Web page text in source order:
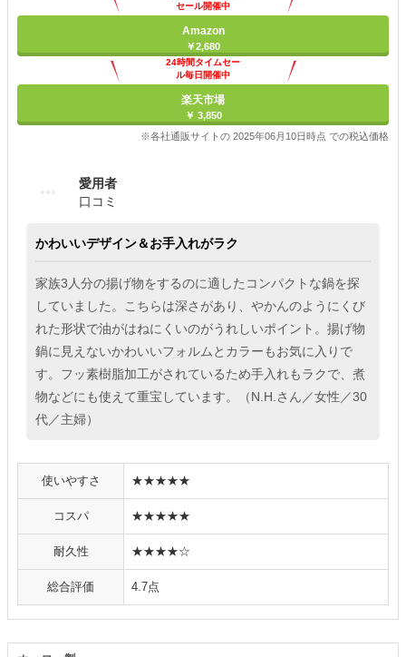
セール開催中
Amazon
￥2,680
24時間タイムセー
ル毎日開催中
楽天市場
￥ 3,850
※各社通販サイトの 2025年06月10日時点 での税込価格
愛用者
口コミ
かわいいデザイン＆お手入れがラク
家族3人分の揚げ物をするのに適したコンパクトな鍋を探
していました。こちらは深さがあり、やかんのようにくび
れた形状で油がはねにくいのがうれしいポイント。揚げ物
鍋に見えないかわいいフォルムとカラーもお気に入りで
す。フッ素樹脂加工がされているため手入れもラクで、煮
物などにも使えて重宝しています。（N.H.さん／女性／30
代／主婦）
使いやすさ ★★★★★
コスパ ★★★★★
耐久性 ★★★★☆
総合評価 4.7点